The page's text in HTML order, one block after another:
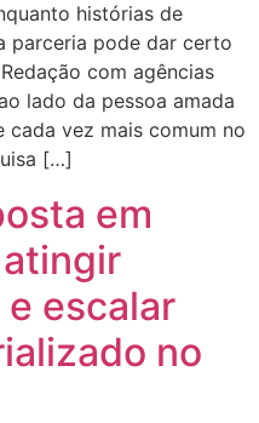
histórias de
parceria pode dar certo
com agências
lado da pessoa amada
cada vez mais comum no
[…]
em
escalar
no